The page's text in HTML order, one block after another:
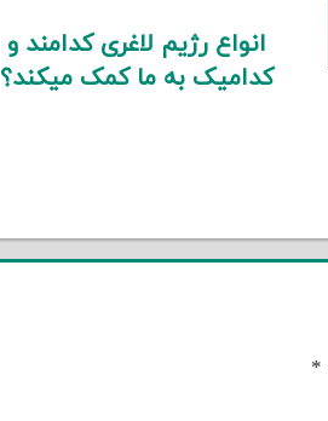
انواع رژیم لاغری کدامند و
کدامیک به ما کمک میکند؟
*